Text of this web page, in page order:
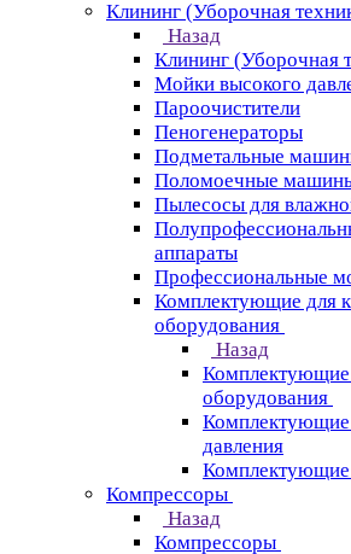
Клининг (Уборочная
Назад
Клининг (Уборочная
Мойки высокого
Пароочистители
Пеногенераторы
Подметальные
Поломоечные
Пылесосы для
аппараты
Профессиональные
Комплектующие для
оборудования
Назад
Комплектующие
оборудования
Комплектующие
давления
Комплектующие
Компрессоры
Назад
Компрессоры